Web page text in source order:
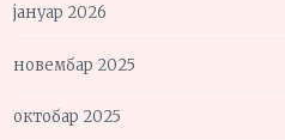
јануар 2026
новембар 2025
октобар 2025